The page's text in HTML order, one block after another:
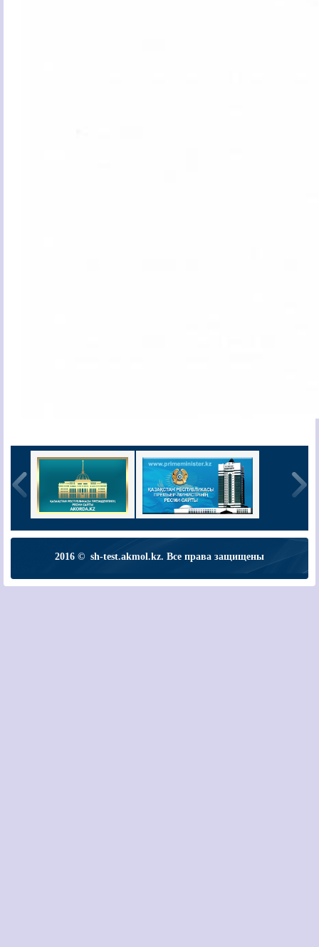
2016 © sh-test.akmol.kz. Все права защищены